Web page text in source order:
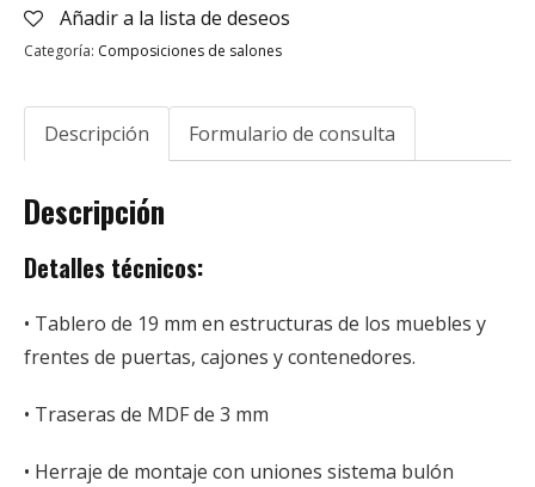
Añadir a la lista de deseos
Categoría: Composiciones de salones
Descripción Formulario de consulta
Descripción
Detalles técnicos:
• Tablero de 19 mm en estructuras de los muebles y
frentes de puertas, cajones y contenedores.
• Traseras de MDF de 3 mm
• Herraje de montaje con uniones sistema bulón